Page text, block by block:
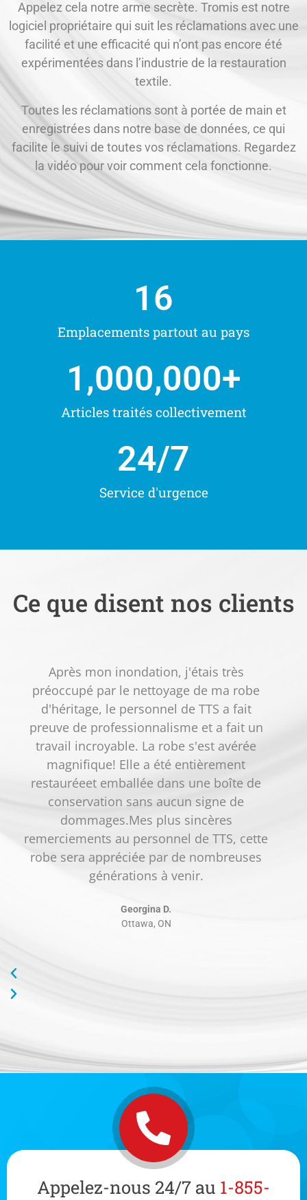
Appelez cela notre arme secrète. Tromis est notre
logiciel propriétaire qui suit les réclamations avec une
facilité et une efficacité qui n’ont pas encore été
expérimentées dans l’industrie de la restauration
textile.
Toutes les réclamations sont à portée de main et
enregistrées dans notre base de données, ce qui
facilite le suivi de toutes vos réclamations. Regardez
la vidéo pour voir comment cela fonctionne.
Emplacements partout au pays
16
Articles traités collectivement
1,000,000+
Service d'urgence
24/7
Ce que disent nos clients
Après mon inondation, j'étais très
préoccupé par le nettoyage de ma robe
d'héritage, le personnel de TTS a fait
preuve de professionnalisme et a fait un
travail incroyable. La robe s'est avérée
magnifique! Elle a été entièrement
restauréeet emballée dans une boîte de
conservation sans aucun signe de
dommages.Mes plus sincères
remerciements au personnel de TTS, cette
robe sera appréciée par de nombreuses
générations à venir.
Georgina D.
Ottawa, ON
Appelez-nous 24/7 au 1-855-